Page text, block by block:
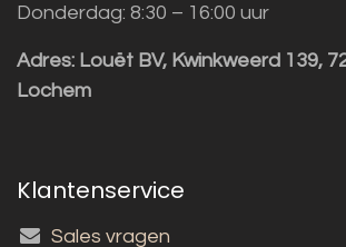
Donderdag: 8:30 – 16:00 uur
Adres: Louët BV, Kwinkweerd 139,
Lochem
Klantenservice
Sales vragen